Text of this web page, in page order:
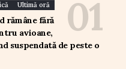
Ultimă oră
rămâne fără
avioane,
suspendată de peste o